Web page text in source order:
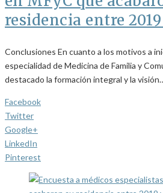
residencia entre
Conclusiones En cuanto a los motivos a
especialidad de Medicina de Familia y
destacado la formación integral y la
Facebook
Twitter
Google+
LinkedIn
Pinterest